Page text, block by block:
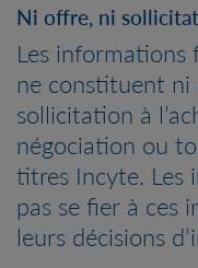
Ni offre, ni
Les
ne constituent
sollicitation à
négociation ou
titres Incyte. Les
pas se fier à ces
leurs décisions